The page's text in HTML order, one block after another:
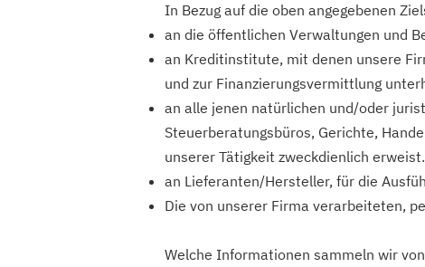
In Bezug auf die oben angegebenen
an die öffentlichen Verwaltungen und
an Kreditinstitute, mit denen unsere
und zur Finanzierungsvermittlung
an alle jenen natürlichen und/oder
Steuerberatungsbüros, Gerichte,
unserer Tätigkeit zweckdienlich erweist.
an Lieferanten/Hersteller, für die
Die von unserer Firma verarbeiteten,
Welche Informationen sammeln wir